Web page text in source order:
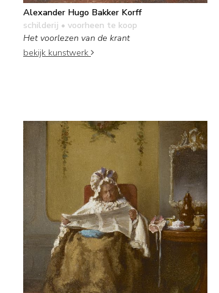
Alexander Hugo Bakker Korff
schilderij • voorheen te koop
Het voorlezen van de krant
bekijk kunstwerk